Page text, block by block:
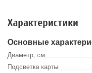
Характеристики
Основные
Диаметр, см
Подсветка карты